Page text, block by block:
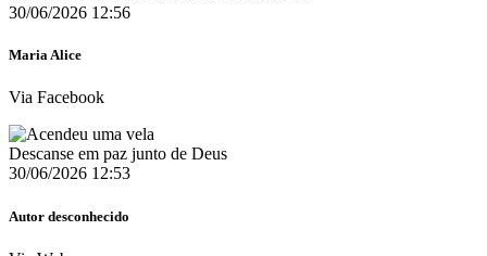
30/06/2026 12:56
Maria Alice
Via Facebook
Descanse em paz junto de Deus
30/06/2026 12:53
Autor desconhecido